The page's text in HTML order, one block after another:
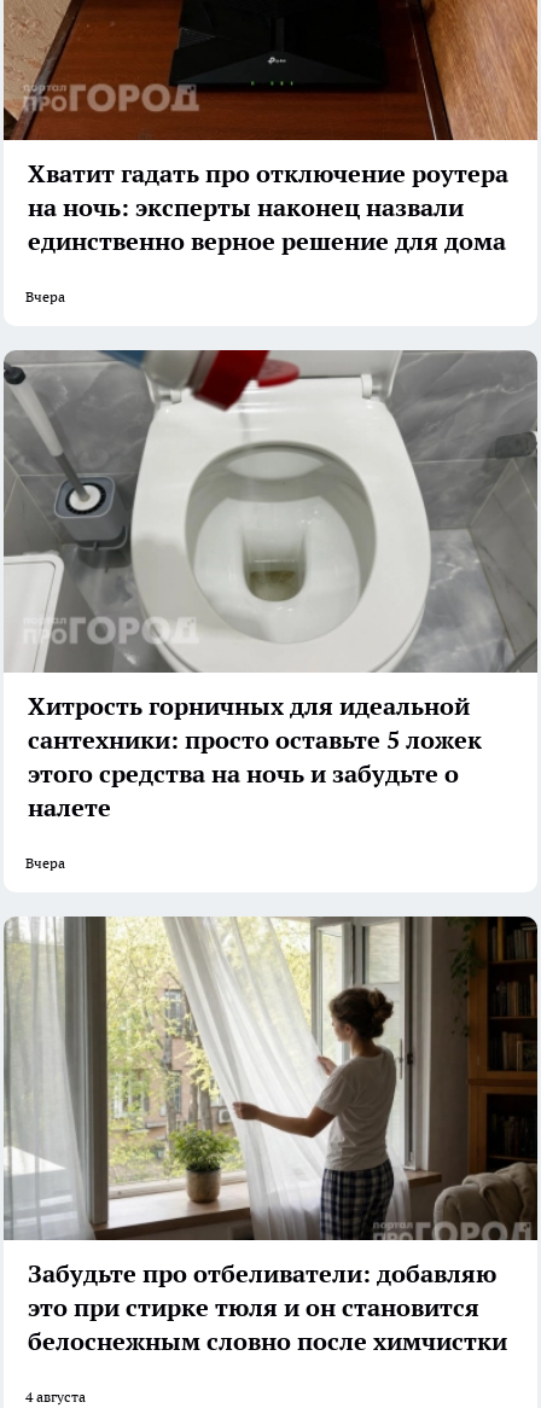
Хватит гадать про отключение роутера
на ночь: эксперты наконец назвали
единственно верное решение для дома
Вчера
Хитрость горничных для идеальной
сантехники: просто оставьте 5 ложек
этого средства на ночь и забудьте о
налете
Вчера
Забудьте про отбеливатели: добавляю
это при стирке тюля и он становится
белоснежным словно после химчистки
4 августа